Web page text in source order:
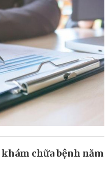
chữa bệnh năm